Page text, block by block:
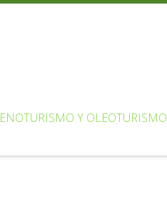
ENOTURISMO Y OLEOTURISMO